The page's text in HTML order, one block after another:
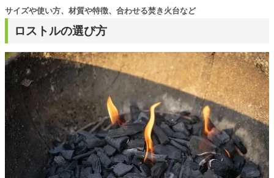
ロストルの選び方
サイズや使い方、材質や特徴、合わせる焚き火台など